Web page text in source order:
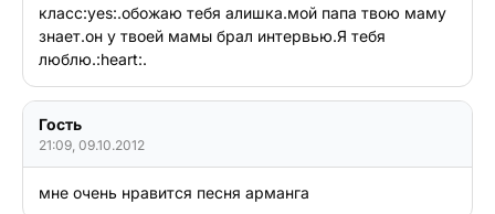
класс:yes:.обожаю тебя алишка.мой папа твою маму
знает.он у твоей мамы брал интервью.Я тебя
люблю.:heart:.
Гость
21:09, 09.10.2012
мне очень нравится песня арманга